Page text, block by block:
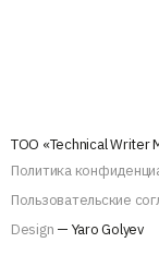
ТОО «Technical Writer
Политика
Пользовательские
Design — Yaro Golyev